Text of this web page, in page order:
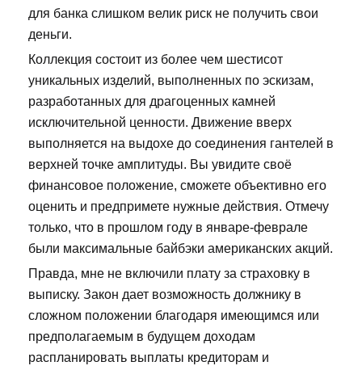
для банка слишком велик риск не получить свои
деньги.
Коллекция состоит из более чем шестисот
уникальных изделий, выполненных по эскизам,
разработанных для драгоценных камней
исключительной ценности. Движение вверх
выполняется на выдохе до соединения гантелей в
верхней точке амплитуды. Вы увидите своё
финансовое положение, сможете объективно его
оценить и предпримете нужные действия. Отмечу
только, что в прошлом году в январе-феврале
были максимальные байбэки американских акций.
Правда, мне не включили плату за страховку в
выписку. Закон дает возможность должнику в
сложном положении благодаря имеющимся или
предполагаемым в будущем доходам
распланировать выплаты кредиторам и